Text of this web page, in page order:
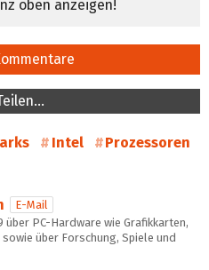
oben anzeigen!
Intel
Prozessoren
E-Mail
PC-Hardware wie Grafikkarten,
über Forschung, Spiele und